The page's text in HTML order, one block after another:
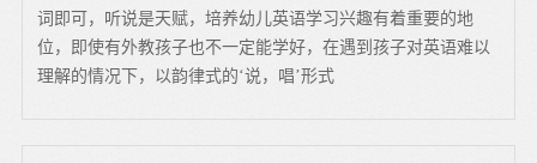
词即可，听说是天赋，培养幼儿英语学习兴趣有着重要的地
位，即使有外教孩子也不一定能学好，在遇到孩子对英语难以
理解的情况下，以韵律式的‘说，唱’形式